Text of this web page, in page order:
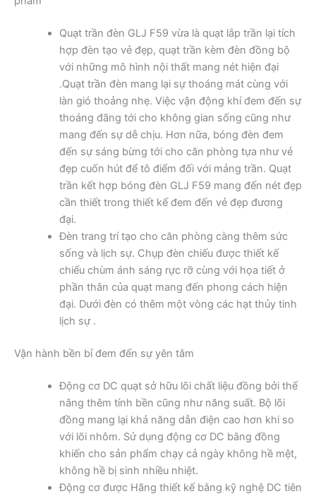
Quạt trần đèn GLJ F59 vừa là quạt lắp trần lại tích
hợp đèn tạo vẻ đẹp, quạt trần kèm đèn đồng bộ
với những mô hình nội thất mang nét hiện đại
.Quạt trần đèn mang lại sự thoáng mát cùng với
làn gió thoảng nhẹ. Việc vận động khí đem đến sự
thoáng đãng tới cho không gian sống cũng như
mang đến sự dễ chịu. Hơn nữa, bóng đèn đem
đến sự sáng bừng tới cho căn phòng tựa như vẻ
đẹp cuốn hút để tô điểm đối với mảng trần. Quạt
trần kết hợp bóng đèn GLJ F59 mang đến nét đẹp
cần thiết trong thiết kế đem đến vẻ đẹp đương
đại.
Đèn trang trí tạo cho căn phòng càng thêm sức
sống và lịch sự. Chụp đèn chiếu được thiết kế
chiếu chùm ánh sáng rực rỡ cùng với họa tiết ở
phần thân của quạt mang đến phong cách hiện
đại. Dưới đèn có thêm một vòng các hạt thủy tinh
lịch sự .
Vận hành bền bỉ đem đến sự yên tâm
Động cơ DC quạt sở hữu lõi chất liệu đồng bởi thế
nâng thêm tính bền cũng như năng suất. Bộ lõi
đồng mang lại khả năng dẫn điện cao hơn khi so
với lõi nhôm. Sử dụng động cơ DC bằng đồng
khiến cho sản phẩm chạy cả ngày không hề mệt,
không hề bị sinh nhiều nhiệt.
Động cơ được Hãng thiết kế bằng kỹ nghệ DC tiên